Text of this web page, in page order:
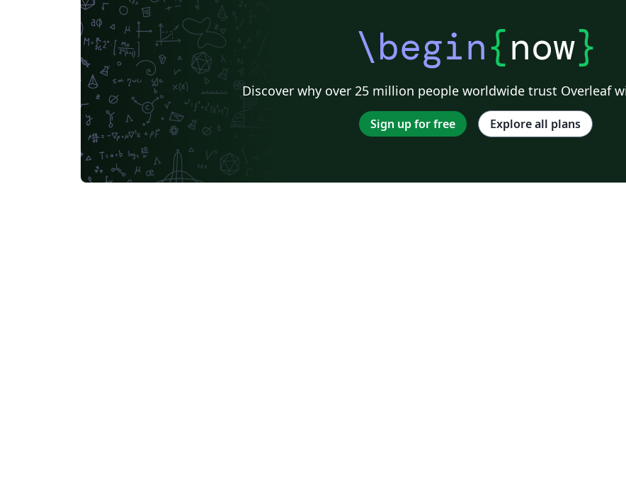
\begin{now}
Discover why over 25 million people worldwide trust Overleaf
Sign up for free Explore all plans